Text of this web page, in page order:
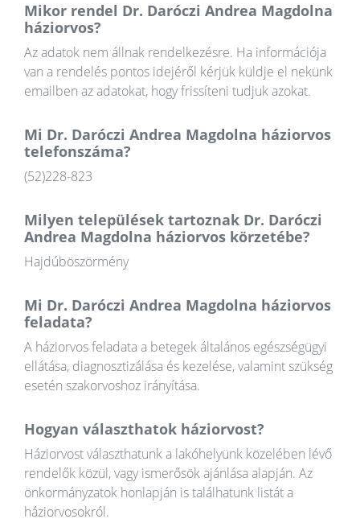
Mikor rendel Dr. Daróczi Andrea Magdolna
háziorvos?
Az adatok nem állnak rendelkezésre. Ha információja
van a rendelés pontos idejéről kérjük küldje el nekünk
emailben az adatokat, hogy frissíteni tudjuk azokat.
Mi Dr. Daróczi Andrea Magdolna háziorvos
telefonszáma?
(52)228-823
Milyen települések tartoznak Dr. Daróczi
Andrea Magdolna háziorvos körzetébe?
Hajdúböszörmény
Mi Dr. Daróczi Andrea Magdolna háziorvos
feladata?
A háziorvos feladata a betegek általános egészségügyi
ellátása, diagnosztizálása és kezelése, valamint szükség
esetén szakorvoshoz irányítása.
Hogyan választhatok háziorvost?
Háziorvost választhatunk a lakóhelyünk közelében lévő
rendelők közül, vagy ismerősök ajánlása alapján. Az
önkormányzatok honlapján is találhatunk listát a
háziorvosokról.